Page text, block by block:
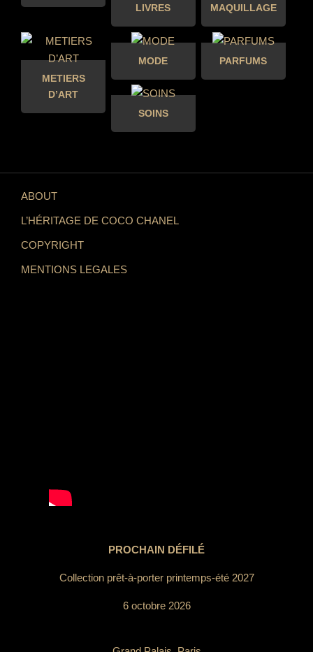
LIVRES MAQUILLAGE
METIERS
D’ART
MODE PARFUMS
SOINS
ABOUT
L’HÉRITAGE DE COCO CHANEL
COPYRIGHT
MENTIONS LEGALES
PROCHAIN DÉFILÉ
Collection prêt-à-porter printemps-été 2027
6 octobre 2026